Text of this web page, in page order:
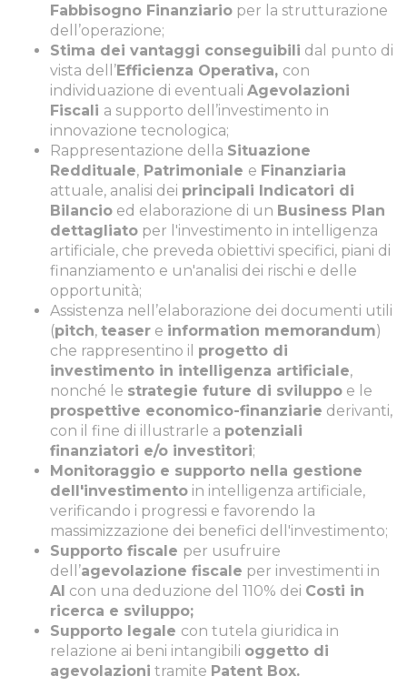
Fabbisogno Finanziario per la strutturazione
dell’operazione;
Stima dei vantaggi conseguibili dal punto di
vista dell’Efficienza Operativa, con
individuazione di eventuali Agevolazioni
Fiscali a supporto dell’investimento in
innovazione tecnologica;
Rappresentazione della Situazione
Reddituale, Patrimoniale e Finanziaria
attuale, analisi dei principali Indicatori di
Bilancio ed elaborazione di un Business Plan
dettagliato per l'investimento in intelligenza
artificiale, che preveda obiettivi specifici, piani di
finanziamento e un'analisi dei rischi e delle
opportunità;
Assistenza nell’elaborazione dei documenti utili
(pitch, teaser e information memorandum)
che rappresentino il progetto di
investimento in intelligenza artificiale,
nonché le strategie future di sviluppo e le
prospettive economico-finanziarie derivanti,
con il fine di illustrarle a potenziali
finanziatori e/o investitori;
Monitoraggio e supporto nella gestione
dell'investimento in intelligenza artificiale,
verificando i progressi e favorendo la
massimizzazione dei benefici dell'investimento;
Supporto fiscale per usufruire
dell’agevolazione fiscale per investimenti in
AI con una deduzione del 110% dei Costi in
ricerca e sviluppo;
Supporto legale con tutela giuridica in
relazione ai beni intangibili oggetto di
agevolazioni tramite Patent Box.